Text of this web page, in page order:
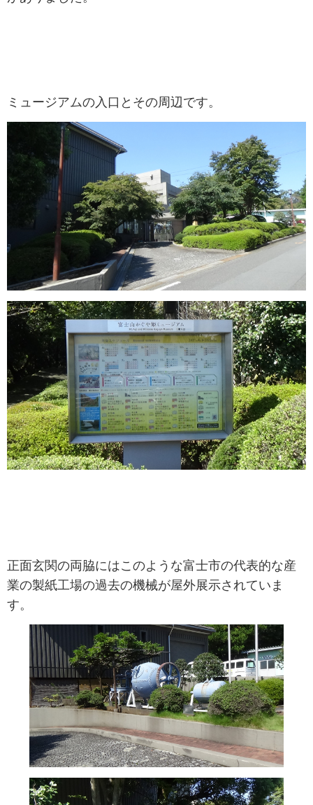
ミュージアムの入口とその周辺です。
正面玄関の両脇にはこのような富士市の代表的な産
業の製紙工場の過去の機械が屋外展示されていま
す。